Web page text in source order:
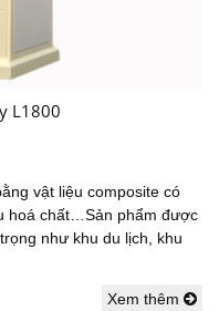
L1800
vật liệu composite có
hoá chất…Sản phẩm được
như khu du lịch, khu
Xem thêm